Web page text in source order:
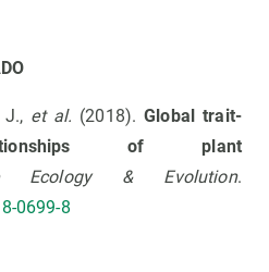
J., et al. (2018).Global trait-
of plant
Ecology & Evolution.
0699-8